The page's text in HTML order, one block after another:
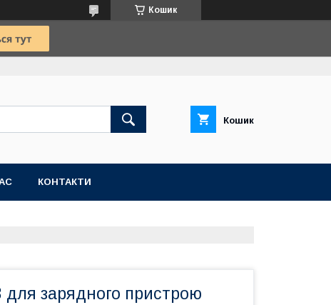
Кошик
Кошик
КОНТАКТИ
для зарядного пристрою